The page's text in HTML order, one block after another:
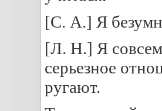
[С. А.] Я
[Л. Н.] Я совсем
серьезное
ругают.